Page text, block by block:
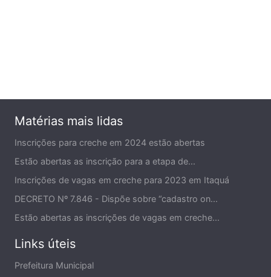
Matérias mais lidas
Inscrições para creche em 2024 estão abertas
Estão abertas as inscrição para a etapa de...
Inscrições de vagas em creche para 2023 em Itaquá
DECRETO Nº 7.846 - Dispõe sobre “cadastro on...
Estão abertas as inscrições de vagas em creche...
Links úteis
Prefeitura Municipal